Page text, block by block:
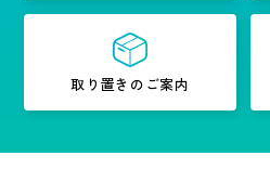
取り置きのご案内